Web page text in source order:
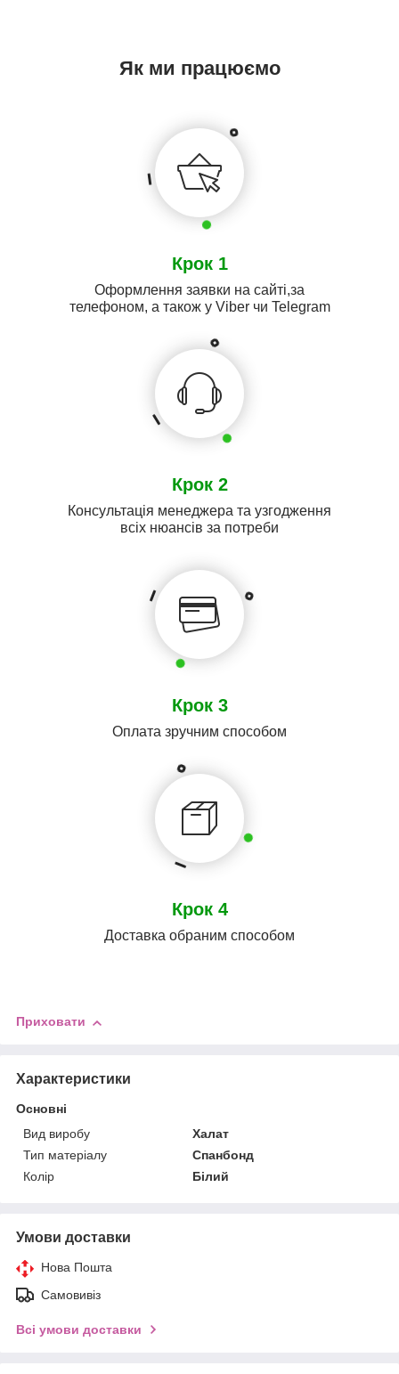
Як ми працюємо
Крок 1
Оформлення заявки на сайті,за
телефоном, а також у Viber чи Telegram
Крок 2
Консультація менеджера та узгодження
всіх нюансів за потреби
Крок 3
Оплата зручним способом
Крок 4
Доставка обраним способом
Приховати
Характеристики
Основні
Вид виробу
Халат
Тип матеріалу
Спанбонд
Колір
Білий
Умови доставки
Нова Пошта
Самовивіз
Всі умови доставки